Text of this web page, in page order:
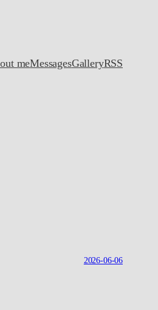
meMessagesGalleryRSS
2026-06-06